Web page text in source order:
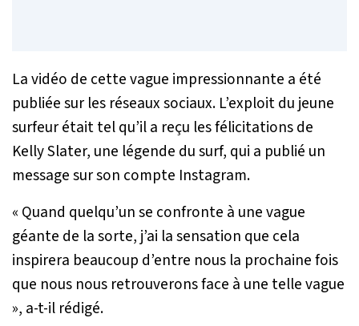
La vidéo de cette vague impressionnante a été
publiée sur les réseaux sociaux. L’exploit du jeune
surfeur était tel qu’il a reçu les félicitations de
Kelly Slater, une légende du surf, qui a publié un
message sur son compte Instagram.
« Quand quelqu’un se confronte à une vague
géante de la sorte, j’ai la sensation que cela
inspirera beaucoup d’entre nous la prochaine fois
que nous nous retrouverons face à une telle vague
», a-t-il rédigé.